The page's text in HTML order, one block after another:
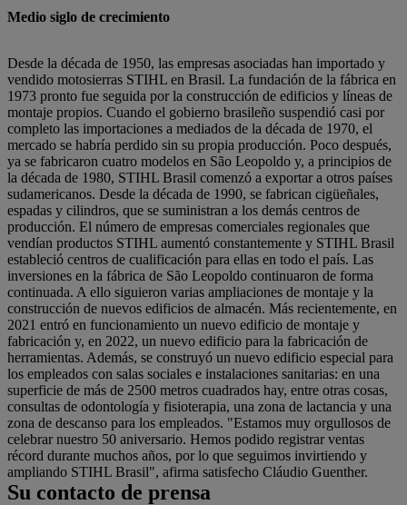
Medio siglo de crecimiento
Desde la década de 1950, las empresas asociadas han importado y
vendido motosierras STIHL en Brasil. La fundación de la fábrica en
1973 pronto fue seguida por la construcción de edificios y líneas de
montaje propios. Cuando el gobierno brasileño suspendió casi por
completo las importaciones a mediados de la década de 1970, el
mercado se habría perdido sin su propia producción. Poco después,
ya se fabricaron cuatro modelos en São Leopoldo y, a principios de
la década de 1980, STIHL Brasil comenzó a exportar a otros países
sudamericanos. Desde la década de 1990, se fabrican cigüeñales,
espadas y cilindros, que se suministran a los demás centros de
producción. El número de empresas comerciales regionales que
vendían productos STIHL aumentó constantemente y STIHL Brasil
estableció centros de cualificación para ellas en todo el país. Las
inversiones en la fábrica de São Leopoldo continuaron de forma
continuada. A ello siguieron varias ampliaciones de montaje y la
construcción de nuevos edificios de almacén. Más recientemente, en
2021 entró en funcionamiento un nuevo edificio de montaje y
fabricación y, en 2022, un nuevo edificio para la fabricación de
herramientas. Además, se construyó un nuevo edificio especial para
los empleados con salas sociales e instalaciones sanitarias: en una
superficie de más de 2500 metros cuadrados hay, entre otras cosas,
consultas de odontología y fisioterapia, una zona de lactancia y una
zona de descanso para los empleados. "Estamos muy orgullosos de
celebrar nuestro 50 aniversario. Hemos podido registrar ventas
récord durante muchos años, por lo que seguimos invirtiendo y
ampliando STIHL Brasil", afirma satisfecho Cláudio Guenther.
Su contacto de prensa